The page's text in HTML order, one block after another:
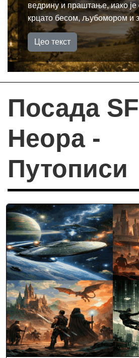
веровати у то да ће изаћи
историјским искушењима,
Цео текст
Посада
Неора -
Путописи